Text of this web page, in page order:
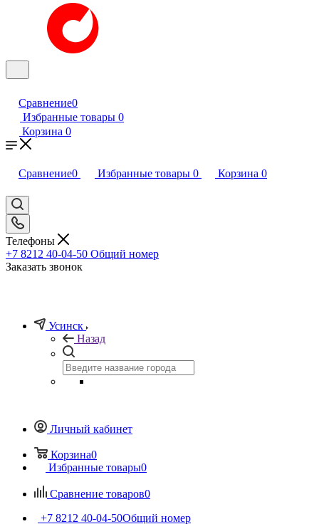
Сравнение0
Избранные товары 0
Корзина 0
Сравнение0 Избранные товары 0 Корзина 0
Телефоны
+7 8212 40-04-50 Общий номер
Заказать звонок
Усинск
Назад
Личный кабинет
Корзина0
Избранные товары0
Сравнение товаров0
+7 8212 40-04-50Общий номер